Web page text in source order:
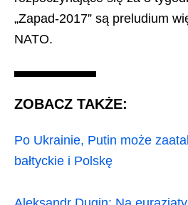
„Zapad-2017” są preludium
NATO.
ZOBACZ TAKŻE:
Po Ukrainie, Putin może
bałtyckie i Polskę